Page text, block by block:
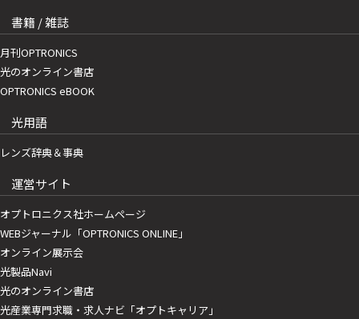
書籍 / 雑誌
月刊OPTRONICS
光のオンライン書店
OPTRONICS eBOOK
光用語
レンズ辞典＆事典
運営サイト
オプトロニクス社ホームページ
WEBジャーナル「OPTRONICS ONLINE」
オンライン展示会
光製品Navi
光のオンライン書店
光産業専門求職・求人ナビ「オプトキャリア」